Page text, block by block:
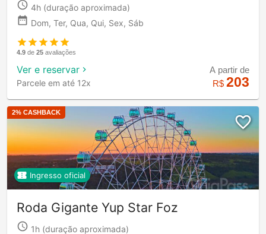
4h (duração aproximada)
Dom, Ter, Qua, Qui, Sex, Sáb
4.9 de 25 avaliações
Ver e reservar
Parcele em até 12x
A partir de
R$ 203
2% CASHBACK
Ingresso oficial
Roda Gigante Yup Star Foz
1h (duração aproximada)